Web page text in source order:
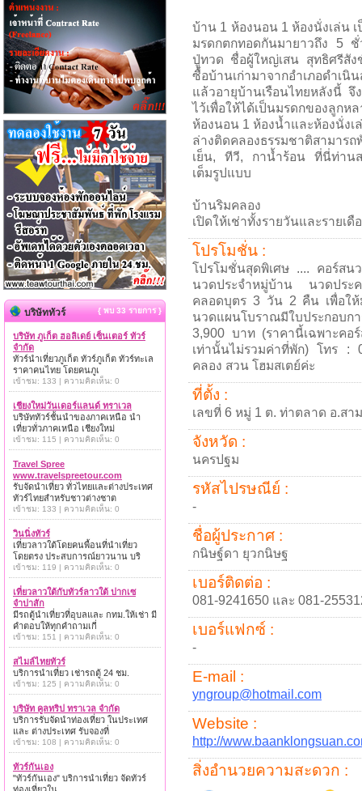
บ้าน 1 ห้องนอน 1 ห้องนั่งเล่น
มรดกตกทอดกันมายาวถึง 5
ปู่ทวด ชื่อผู้ใหญ่เสน สุทธิศรีสั
ซื้อบ้านเก่ามาจากอำเภอดำเ
แล้วอายุบ้านเรือนไทยหลังนี้
ไว้เพื่อให้ได้เป็นมรดกของลูก
ห้องนอน 1 ห้องน้ำและห้องนั่ง
ล่างติดคลองธรรมชาติสามา
เย็น, ทีวี, กาน้ำร้อน ที่นี่ท่านส
เต็มรูปแบบ
บ้านริมคลอง
เปิดให้เช่าทั้งรายวันและรายเดื
โปรโมชั่น :
โปรโมชั่นสุดพิเศษ .... คอร์ส
นวดประจำหมู่บ้าน นวดประ
คลอดบุตร 3 วัน 2 คืน เพื่อให้
นวดแผนโบราณมีใบประกอบก
3,900 บาท (ราคานี้เฉพาะค
เท่านั้นไม่รวมค่าที่พัก) โทร :
คลอง สวน โฮมสเตย์ค่ะ
ที่ตั้ง :
เลขที่ 6 หมู่ 1 ต. ท่าตลาด อ.สา
จังหวัด :
นครปฐม
รหัสไปรษณีย์ :
-
ชื่อผู้ประกาศ :
กนิษฐ์ดา ยุวกนิษฐ
เบอร์ติดต่อ :
081-9241650 และ 081-
เบอร์แฟกซ์ :
-
E-mail :
yngroup@hotmail.com
Website :
http://
สิ่งอำนวยความสะดวก :
บริษัททัวร์ { พบ 33 รายการ }
บริษัท ภูเก็ต ฮอลิเดย์ เซ็นเตอร์ ทัวร์
จำกัด
ทัวร์นำเที่ยวภูเก็ต ทัวร์ภูเก็ต ทัวร์ทะเล
ราคาคนไทย โดยคนภูเ
เข้าชม: 133 | ความคิดเห็น: 0
เชียงใหม่วันเดอร์แลนด์ ทราเวล
บริษัททัวร์ชั้นนำของภาคเหนือ นำ
เที่ยวทั่วภาคเหนือ เชียงใหม่
เข้าชม: 115 | ความคิดเห็น: 0
Travel Spree
www.travelspreetour.com
รับจัดนำเที่ยว ทั่วไทยและต่างประเทศ
ทัวร์ไทยสำหรับชาวต่างชาต
เข้าชม: 133 | ความคิดเห็น: 0
วินนิ่งทัวร์
เที่ยวลาวใต้โดยคนพื้อนที่นำเที่ยว
โดยตรง ประสบการณ์ยาวนาน บริ
เข้าชม: 119 | ความคิดเห็น: 0
เที่ยวลาวใต้กับทัวร์ลาวใต้ ปากเซ
จำปาสัก
มีรถตู้นำเที่ยวที่อุบลและ กทม.ให้เช่า มี
คำตอบให้ทุกคำถามเกี่
เข้าชม: 151 | ความคิดเห็น: 0
สไมล์ไทยทัวร์
บริการนำเที่ยว เช่ารถตู้ 24 ชม.
เข้าชม: 125 | ความคิดเห็น: 0
บริษัท คูลทริป ทราเวล จำกัด
บริการรับจัดนำท่องเที่ยว ในประเทศ
และ ต่างประเทศ รับจองที่
เข้าชม: 108 | ความคิดเห็น: 0
ทัวร์กันเอง
"ทัวร์กันเอง" บริการนำเที่ยว จัดทัวร์